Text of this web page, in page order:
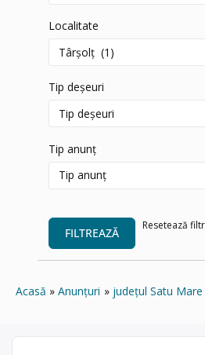
Localitate
Tip deșeuri
Tip anunț
FILTREAZĂ
Resetează
Acasă Anunțuri județul Satu Mare